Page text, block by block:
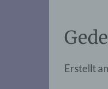
Erstellt